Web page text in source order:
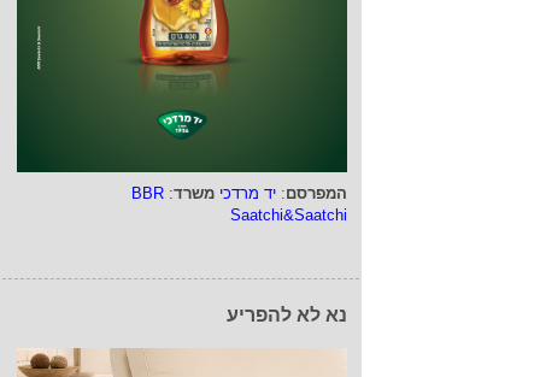
המפרסם: יד מרדכי משרד:
BBR
Saatchi&Saatchi
נא לא להפריע